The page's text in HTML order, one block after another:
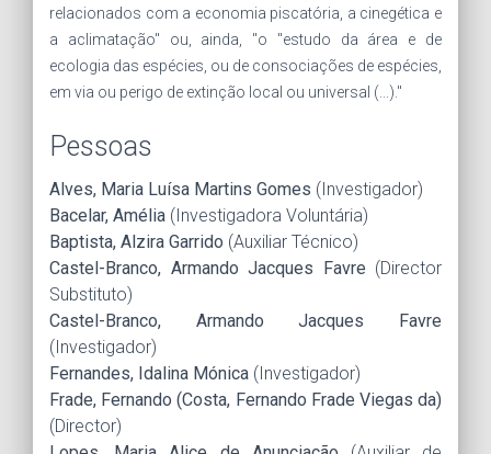
relacionados com a economia piscatória, a cinegética e
a aclimatação" ou, ainda, "o "estudo da área e de
ecologia das espécies, ou de consociações de espécies,
em via ou perigo de extinção local ou universal (...)."
Pessoas
Alves, Maria Luísa Martins Gomes (Investigador)
Bacelar, Amélia (Investigadora Voluntária)
Baptista, Alzira Garrido (Auxiliar Técnico)
Castel-Branco, Armando Jacques Favre (Director
Substituto)
Castel-Branco, Armando Jacques Favre
(Investigador)
Fernandes, Idalina Mónica (Investigador)
Frade, Fernando (Costa, Fernando Frade Viegas da)
(Director)